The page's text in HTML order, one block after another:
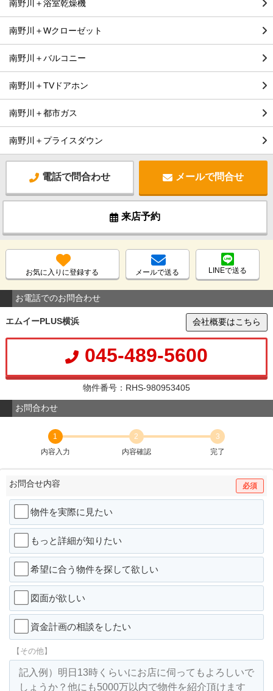
南野川＋浴室乾燥機
南野川＋Wクローゼット
南野川＋バルコニー
南野川＋TVドアホン
南野川＋都市ガス
南野川＋プライスダウン
電話で問合わせ メールで問合せ
来店予約
お気に入りに登録する メールで送る LINEで送る
お電話でのお問合わせ
エムイーPLUS横浜 会社概要はこちら
045-489-5600
物件番号：RHS-980953405
お問合わせ
1
内容入力
2
内容確認
3
完了
お問合せ内容 必須
物件を実際に見たい
もっと詳細が知りたい
希望に合う物件を探して欲しい
図面が欲しい
資金計画の相談をしたい
【その他】